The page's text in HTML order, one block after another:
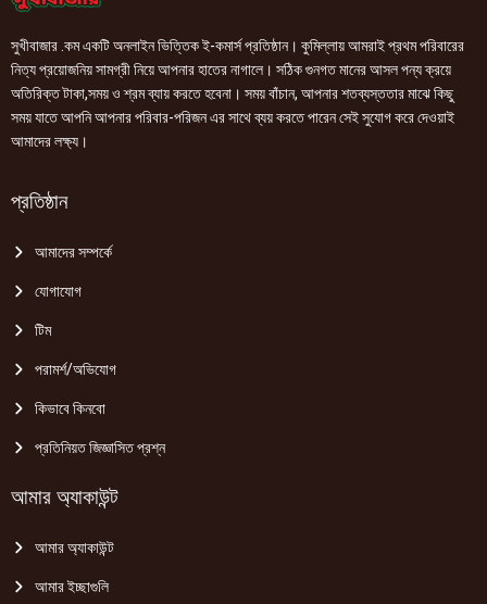
সুখীবাজার .কম একটি অনলাইন ভিত্তিক ই-কমার্স প্রতিষ্ঠান। কুমিল্লায় আমরাই প্রথম পরিবারের
নিত্য প্রয়োজনিয় সামগ্রী নিয়ে আপনার হাতের নাগালে। সঠিক গুনগত মানের আসল পন্য ক্রয়ে
অতিরিক্ত টাকা,সময় ও শ্রম ব্যায় করতে হবেনা। সময় বাঁচান, আপনার শতব্যস্ততার মাঝে কিছু
সময় যাতে আপনি আপনার পরিবার-পরিজন এর সাথে ব্যয় করতে পারেন সেই সুযোগ করে দেওয়াই
আমাদের লক্ষ্য।
প্রতিষ্ঠান
আমাদের সম্পর্কে
যোগাযোগ
টিম
পরামর্শ/অভিযোগ
কিভাবে কিনবো
প্রতিনিয়ত জিজ্ঞাসিত প্রশ্ন
আমার অ্যাকাউন্ট
আমার অ্যাকাউন্ট
আমার ইচ্ছাগুলি